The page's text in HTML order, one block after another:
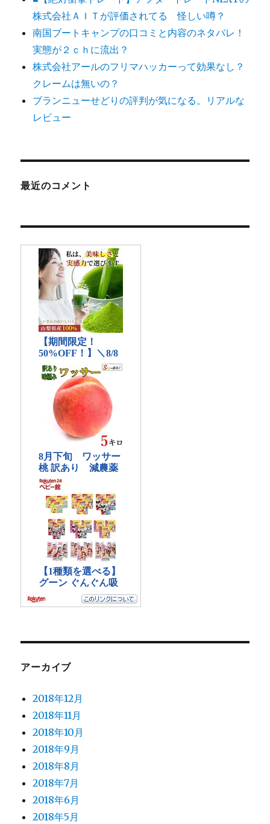
株式会社ＡＩＴが評価されてる 怪しい噂？
南国ブートキャンプの口コミと内容のネタバレ！
実態が２ｃｈに流出？
株式会社アールのフリマハッカーって効果なし？
クレームは無いの？
ブランニューせどりの評判が気になる。リアルな
レビュー
最近のコメント
アーカイブ
2018年12月
2018年11月
2018年10月
2018年9月
2018年8月
2018年7月
2018年6月
2018年5月